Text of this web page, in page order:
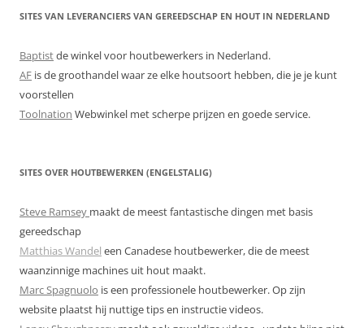
SITES VAN LEVERANCIERS VAN GEREEDSCHAP EN HOUT IN NEDERLAND
Baptistde winkel voor houtbewerkers in Nederland.
AF is de groothandel waar ze elke houtsoort hebben, die je je kunt
voorstellen
Toolnation Webwinkel met scherpe prijzen en goede service.
SITES OVER HOUTBEWERKEN (ENGELSTALIG)
Steve Ramsey maakt de meest fantastische dingen met basis
gereedschap
Matthias Wandel een Canadese houtbewerker, die de meest
waanzinnige machines uit hout maakt.
Marc Spagnuolo is een professionele houtbewerker. Op zijn
website plaatst hij nuttige tips en instructie videos.